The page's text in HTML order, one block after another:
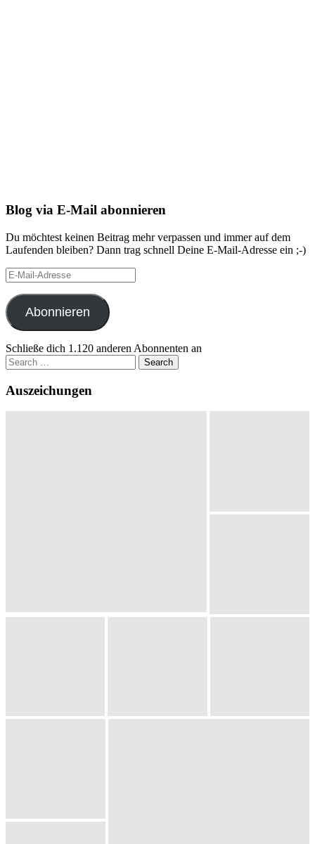
Blog via E-Mail abonnieren
Du möchtest keinen Beitrag mehr verpassen und immer auf dem
Laufenden bleiben? Dann trag schnell Deine E-Mail-Adresse ein ;-)
E-
Mail-
Adresse
Abonnieren
Schließe dich 1.120 anderen Abonnenten an
Search
for:
Auszeichungen